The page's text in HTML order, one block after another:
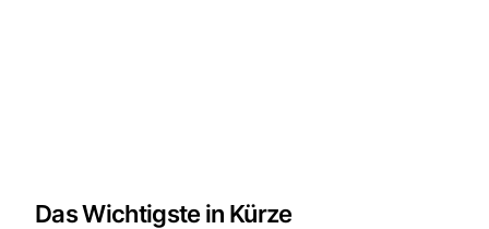
Das Wichtigste in Kürze